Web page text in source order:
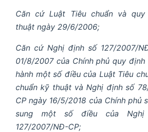
Căn cứ Luật Tiêu chuẩn và
thuật ngày 29/6/2006;
Căn cứ Nghị định số 127/2007/
01/8/2007 của Chính phủ quy
hành một số điều của Luật Tiêu
chuẩn kỹ thuật và Nghị định số
CP ngày 16/5/2018 của Chính phủ
sung một số điều của
127/2007/NĐ-CP;